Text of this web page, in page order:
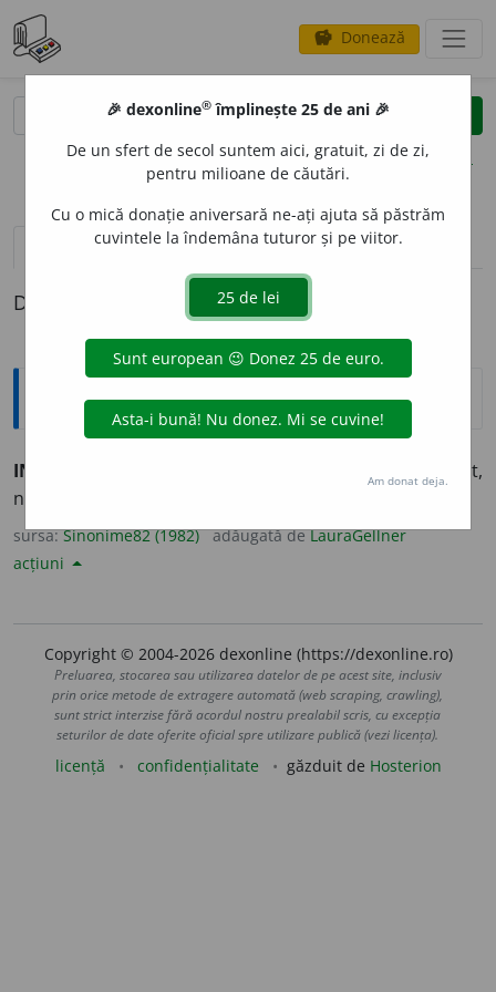
savings Donează
clear
opțiuni
definiții (1) pronunțievolume_up (4)
Definiția cu ID-ul 995628:
Sinonime
INVINC
imbatabil, nebătut, nebiruit, neînfrînt,
neînvins, (
sursa:Sinonime82 (1982) adăugată deLauraGellner
acțiuni
Copyright © 2004-2026 dexonline (https://dexonline.ro)
Preluarea, stocarea sau utilizarea datelor de pe acest site, inclusiv
prin orice metode de extragere automată (web scraping, crawling),
sunt strict interzise fără acordul nostru prealabil scris, cu excepția
seturilor de date oferite oficial spre utilizare publică (vezi licența).
licență confidențialitate găzduit de Hosterion
🎉 dexonline® împlinește 25 de ani 🎉
De un sfert de secol suntem aici, gratuit, zi de zi,
pentru milioane de căutări.
Cu o mică donație aniversară ne-ați ajuta să păstrăm
cuvintele la îndemâna tuturor și pe viitor.
Am donat deja.